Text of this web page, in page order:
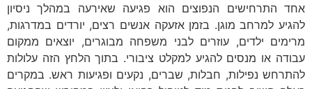
אחד התרחישים הנפוצים הוא פגיעה שאירעה במהלך ניסיון
להגיע למרחב מוגן. בזמן אזעקה אנשים רצים, יורדים במדרגות,
מרימים ילדים, עוזרים לבני משפחה מבוגרים, יוצאים ממקום
עבודה או מנסים להגיע למקלט ציבורי. בתוך הלחץ הזה עלולות
להתרחש נפילות, חבלות, שברים, נקעים ופגיעות ראש. במקרים